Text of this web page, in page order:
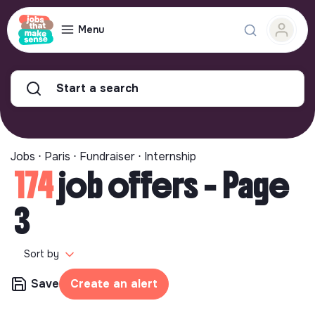
Menu
Start a search
Jobs ⋅ Paris ⋅ Fundraiser ⋅ Internship
174job offers - Page
3
Sort by
Save Create an alert